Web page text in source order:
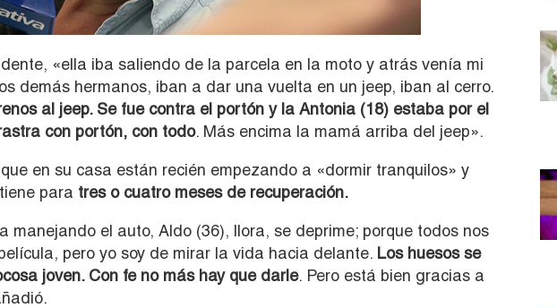
«ella iba saliendo de la parcela en la moto y atrás venía mi
demás hermanos, iban a dar una vuelta en un jeep, iban al cerro.
al jeep. Se fue contra el portón y la Antonia (18) estaba por el
con portón, con todo. Más encima la mamá arriba del jeep».
en su casa están recién empezando a «dormir tranquilos» y
para tres o cuatro meses de recuperación.
manejando el auto, Aldo (36), llora, se deprime; porque todos nos
pero yo soy de mirar la vida hacia delante. Los huesos se
joven. Con fe no más hay que darle. Pero está bien gracias a